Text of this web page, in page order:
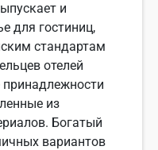
и
для гостиниц,
стандартам
отелей
из
Богатый
вариантов